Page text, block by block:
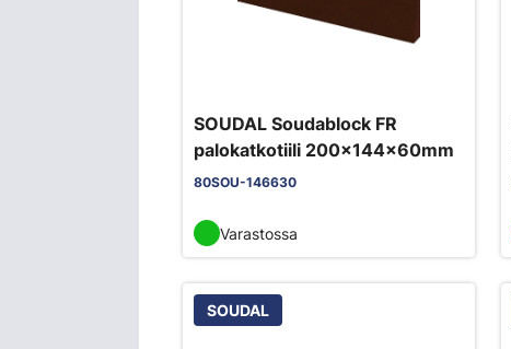
SOUDAL Soudablock FR
palokatkotiili 200x144x60mm
80SOU-146630
Varastossa
SOUDAL